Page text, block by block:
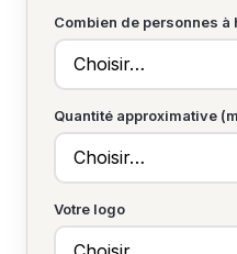
Combien de personnes à
Quantité approximative
Votre logo